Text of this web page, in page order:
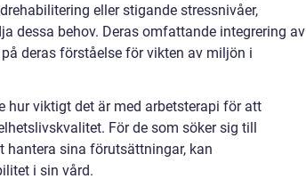
eller stigande stressnivåer,
dessa behov. Deras omfattande integrering av
deras förståelse för vikten av miljön i
hur viktigt det är med arbetsterapi för att
För de som söker sig till
sina förutsättningar, kan
i sin vård.